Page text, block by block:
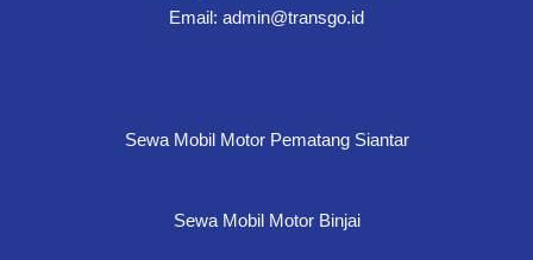
Email: admin@transgo.id
Sewa Mobil Motor Pematang Siantar
Sewa Mobil Motor Binjai